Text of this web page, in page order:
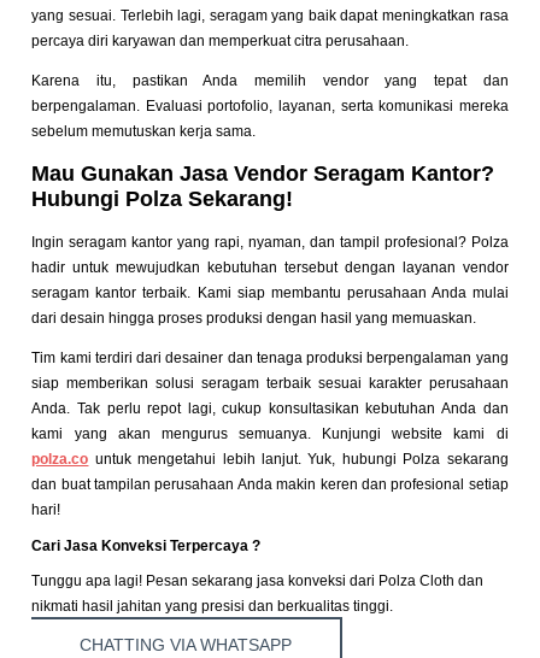
yang sesuai. Terlebih lagi, seragam yang baik dapat meningkatkan rasa
percaya diri karyawan dan memperkuat citra perusahaan.
Karena itu, pastikan Anda memilih vendor yang tepat dan
berpengalaman. Evaluasi portofolio, layanan, serta komunikasi mereka
sebelum memutuskan kerja sama.
Mau Gunakan Jasa Vendor Seragam Kantor?
Hubungi Polza Sekarang!
Ingin seragam kantor yang rapi, nyaman, dan tampil profesional? Polza
hadir untuk mewujudkan kebutuhan tersebut dengan layanan vendor
seragam kantor terbaik. Kami siap membantu perusahaan Anda mulai
dari desain hingga proses produksi dengan hasil yang memuaskan.
Tim kami terdiri dari desainer dan tenaga produksi berpengalaman yang
siap memberikan solusi seragam terbaik sesuai karakter perusahaan
Anda. Tak perlu repot lagi, cukup konsultasikan kebutuhan Anda dan
kami yang akan mengurus semuanya. Kunjungi website kami di
polza.co untuk mengetahui lebih lanjut. Yuk, hubungi Polza sekarang
dan buat tampilan perusahaan Anda makin keren dan profesional setiap
hari!
Cari Jasa Konveksi Terpercaya ?
Tunggu apa lagi! Pesan sekarang jasa konveksi dari Polza Cloth dan
nikmati hasil jahitan yang presisi dan berkualitas tinggi.
CHATTING VIA WHATSAPP